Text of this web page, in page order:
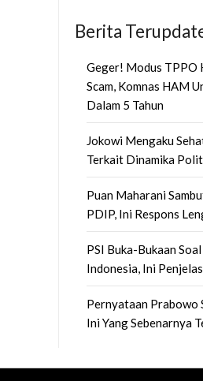
Berita
Geger! Modus TPPO
Scam, Komnas HAM
Dalam 5 Tahun
Jokowi Mengaku
Terkait Dinamika
Puan Maharani
PDIP, Ini Respons
PSI Buka-Bukaan
Indonesia, Ini
Pernyataan Prabowo
Ini Yang Sebenarnya